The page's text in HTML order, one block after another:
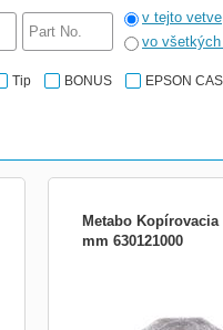
v tejto vetve
vo
Tip BONUS EPSON
Metabo
mm 630121000